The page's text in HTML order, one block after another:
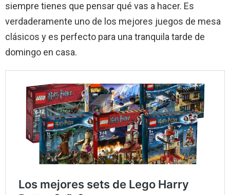
siempre tienes que pensar qué vas a hacer. Es
verdaderamente uno de los mejores juegos de mesa
clásicos y es perfecto para una tranquila tarde de
domingo en casa.